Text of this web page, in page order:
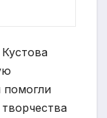
помогли